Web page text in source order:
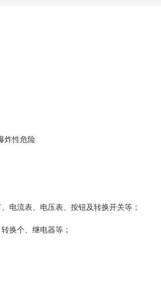
炸性危险
流表、电压表、按钮及转换开关等；
换个、继电器等；